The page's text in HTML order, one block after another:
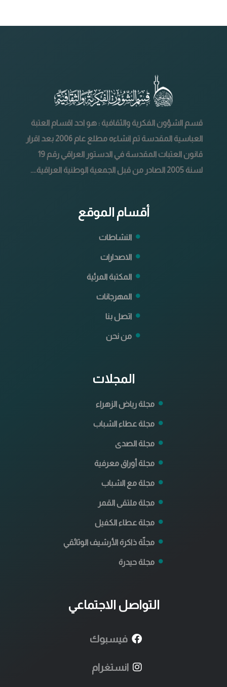
قسم الشؤون الفكرية والثقافية : هو احد اقسام العتبة
العباسية المقدسة تم انشاءه مطلع عام 2006 بعد اقرار
قانون العتبات المقدسة في الدستور العراقي رقم 19
لسنة 2005 الصادر من قبل الجمعية الوطنية العراقية....
أقسام الموقع
النشاطات
الاصدارات
المكتبة المرئية
المهرجانات
اتصل بنا
من نحن
المجلات
مجلة رياض الزهراء
مجلة عطاء الشباب
مجلة الصدى
مجلة أوراق معرفية
مجلة مع الشباب
مجلة ملتقى القمر
مجلة عطاء الكفيل
مجلّة ذاكرة الأرشيف الوثائقي
مجلة حيدرة
التواصل الاجتماعي
فيسبوك
انستغرام